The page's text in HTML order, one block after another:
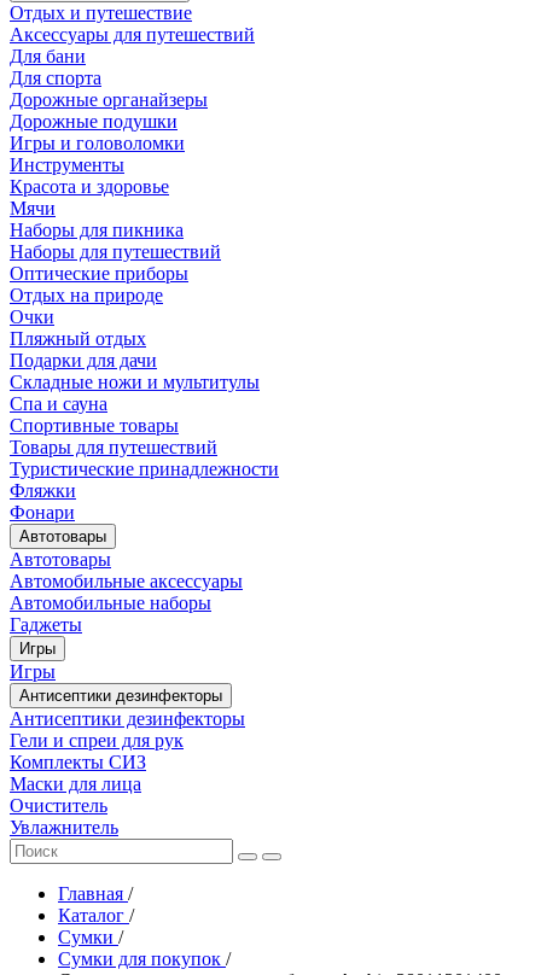
Отдых и путешествие
Аксессуары для путешествий
Для бани
Для спорта
Дорожные органайзеры
Дорожные подушки
Игры и головоломки
Инструменты
Красота и здоровье
Мячи
Наборы для пикника
Наборы для путешествий
Оптические приборы
Отдых на природе
Очки
Пляжный отдых
Подарки для дачи
Складные ножи и мультитулы
Спа и сауна
Спортивные товары
Товары для путешествий
Туристические принадлежности
Фляжки
Фонари
Автотовары
Автотовары
Автомобильные аксессуары
Автомобильные наборы
Гаджеты
Игры
Игры
Антисептики дезинфекторы
Антисептики дезинфекторы
Гели и спреи для рук
Комплекты СИЗ
Маски для лица
Очиститель
Увлажнитель
Главная /
Каталог /
Сумки /
Сумки для покупок /